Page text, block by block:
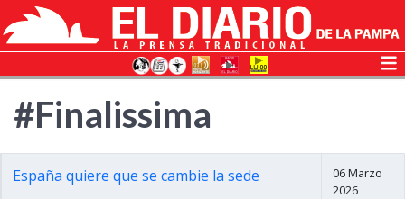
#Finalissima
España quiere que se cambie la sede
06 Marzo
2026